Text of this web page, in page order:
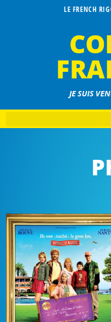
LE FRENCH
JE SUIS